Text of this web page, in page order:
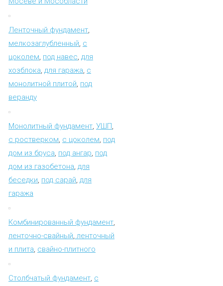
Ленточный фундамент
мелкозаглубленный с
цоколем под навес для
хозблока для гаража с
монолитной плитой под
веранду
Монолитный фундамент УШП
с ростверком с цоколем под
дом из бруса под ангар под
дом из газобетона для
беседки под сарай для
гаража
Комбинированный фундамент
ленточно-свайный ленточный
и плита свайно-плитного
Столбчатый фундамент с